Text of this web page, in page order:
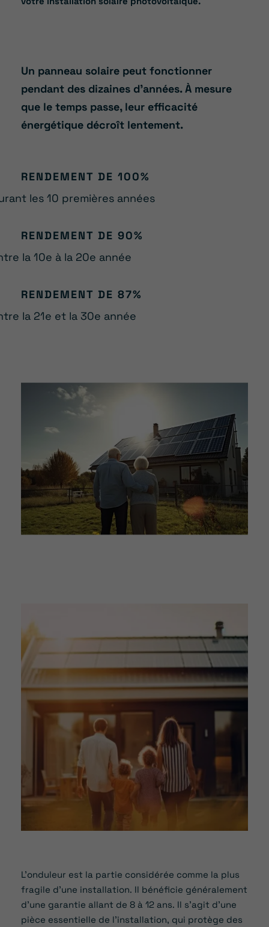
Un panneau solaire peut fonctionner
pendant des dizaines d’années. À mesure
que le temps passe, leur efficacité
énergétique décroît lentement.
RENDEMENT DE 100%
les 10 premières années
RENDEMENT DE 90%
la 10e à la 20e année
RENDEMENT DE 87%
la 21e et la 30e année
L’onduleur est la partie considérée comme la plus
fragile d’une installation. Il bénéficie généralement
d’une garantie allant de 8 à 12 ans. Il s’agit d’une
pièce essentielle de l’installation, qui protège des